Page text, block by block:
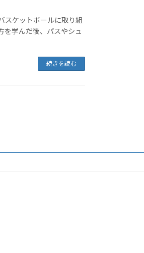
スケットボールに取り組
を学んだ後、パスやシュ
続きを読む